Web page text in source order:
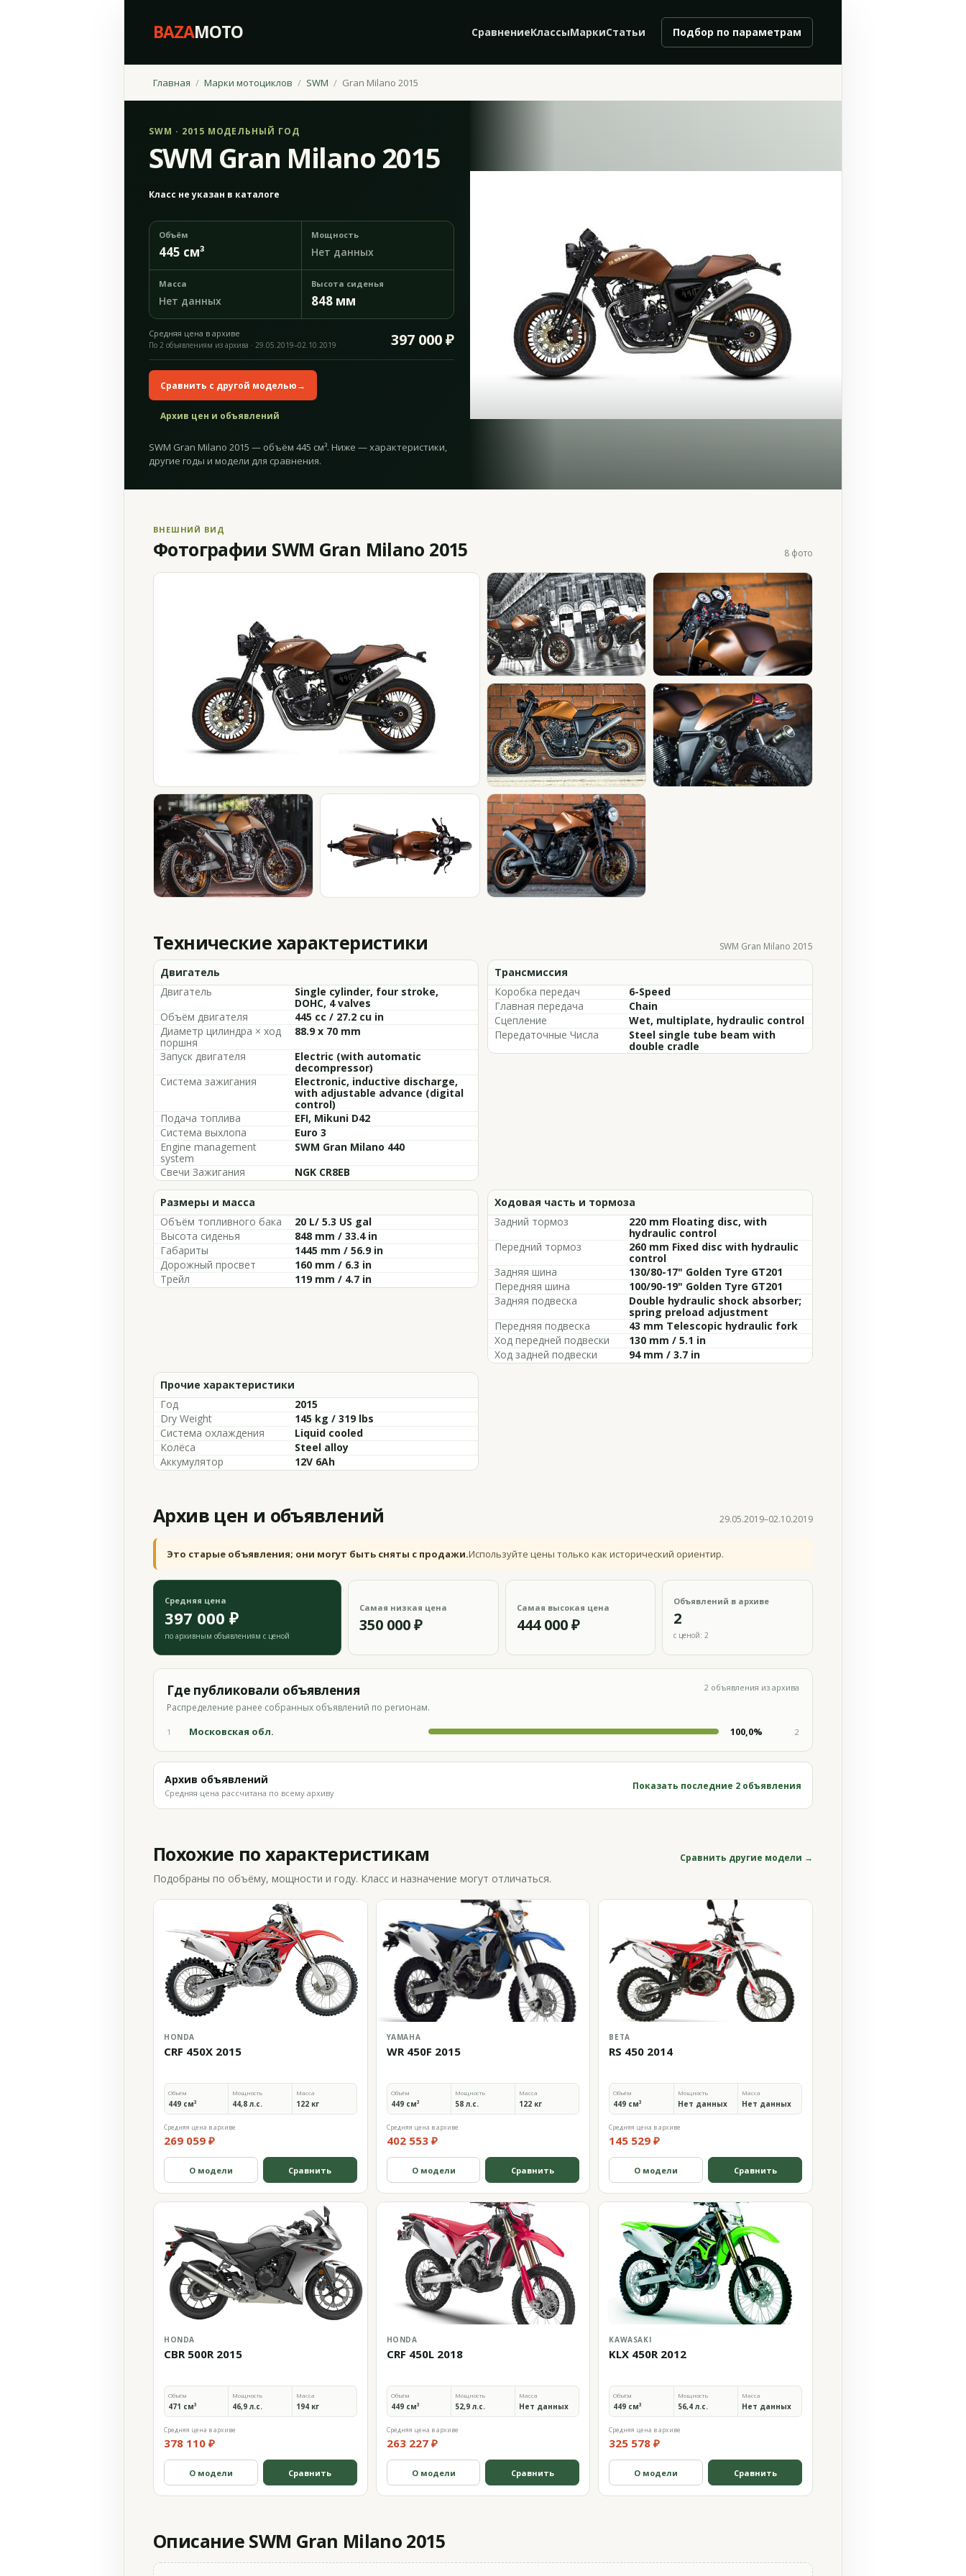
BAZAMOTO СравнениеКлассыМаркиСтатьи Подбор по параметрам
Главная Марки мотоциклов SWM Gran Milano 2015
SWM · 2015 МОДЕЛЬНЫЙ ГОД
SWM Gran Milano 2015
Класс не указан в каталоге
Объём
445 см³
Мощность
Нет данных
Масса
Нет данных
Высота сиденья
848 мм
Средняя цена в архиве 397 000 ₽
По 2 объявлениям из архива · 29.05.2019–02.10.2019
Сравнить с другой моделью→
Архив цен и объявлений
SWM Gran Milano 2015 — объём 445 см³. Ниже — характеристики,
другие годы и модели для сравнения.
ВНЕШНИЙ ВИД
Фотографии SWM Gran Milano 2015 8 фото
Технические характеристики SWM Gran Milano 2015
Двигатель
Двигатель
Single cylinder, four stroke,
DOHC, 4 valves
Объём двигателя
445 cc / 27.2 cu in
Диаметр цилиндра × ход
поршня
88.9 x 70 mm
Запуск двигателя
Electric (with automatic
decompressor)
Система зажигания
Electronic, inductive discharge,
with adjustable advance (digital
control)
Подача топлива
EFI, Mikuni D42
Система выхлопа
Euro 3
Engine management
system
SWM Gran Milano 440
Свечи Зажигания
NGK CR8EB
Трансмиссия
Коробка передач
6-Speed
Главная передача
Chain
Сцепление
Wet, multiplate, hydraulic control
Передаточные Числа
Steel single tube beam with
double cradle
Размеры и масса
Объём топливного бака
20 L/ 5.3 US gal
Высота сиденья
848 mm / 33.4 in
Габариты
1445 mm / 56.9 in
Дорожный просвет
160 mm / 6.3 in
Трейл
119 mm / 4.7 in
Ходовая часть и тормоза
Задний тормоз
220 mm Floating disc, with
hydraulic control
Передний тормоз
260 mm Fixed disc with hydraulic
control
Задняя шина
130/80-17" Golden Tyre GT201
Передняя шина
100/90-19" Golden Tyre GT201
Задняя подвеска
Double hydraulic shock absorber;
spring preload adjustment
Передняя подвеска
43 mm Telescopic hydraulic fork
Ход передней подвески
130 mm / 5.1 in
Ход задней подвески
94 mm / 3.7 in
Прочие характеристики
Год
2015
Dry Weight
145 kg / 319 lbs
Система охлаждения
Liquid cooled
Колёса
Steel alloy
Аккумулятор
12V 6Ah
Архив цен и объявлений 29.05.2019–02.10.2019
Это старые объявления; они могут быть сняты с продажи.Используйте цены только как исторический ориентир.
Средняя цена
397 000 ₽
по архивным объявлениям с ценой
Самая низкая цена
350 000 ₽
Самая высокая цена
444 000 ₽
Объявлений в архиве
2
с ценой: 2
Где публиковали объявления
Распределение ранее собранных объявлений по регионам.
2 объявления из архива
1 Московская обл. 100,0% 2
Архив объявлений
Средняя цена рассчитана по всему архиву
Показать последние 2 объявления
Похожие по характеристикам Сравнить другие модели →
Подобраны по объёму, мощности и году. Класс и назначение могут отличаться.
HONDA
CRF 450X 2015
Объём
449 см³
Мощность
44,8 л.с.
Масса
122 кг
Средняя цена в архиве
269 059 ₽
О модели Сравнить
YAMAHA
WR 450F 2015
Объём
449 см³
Мощность
58 л.с.
Масса
122 кг
Средняя цена в архиве
402 553 ₽
О модели Сравнить
BETA
RS 450 2014
Объём
449 см³
Мощность
Нет данных
Масса
Нет данных
Средняя цена в архиве
145 529 ₽
О модели Сравнить
HONDA
CBR 500R 2015
Объём
471 см³
Мощность
46,9 л.с.
Масса
194 кг
Средняя цена в архиве
378 110 ₽
О модели Сравнить
HONDA
CRF 450L 2018
Объём
449 см³
Мощность
52,9 л.с.
Масса
Нет данных
Средняя цена в архиве
263 227 ₽
О модели Сравнить
KAWASAKI
KLX 450R 2012
Объём
449 см³
Мощность
56,4 л.с.
Масса
Нет данных
Средняя цена в архиве
325 578 ₽
О модели Сравнить
Описание SWM Gran Milano 2015